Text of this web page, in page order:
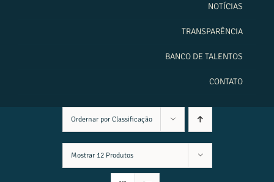
NOTÍCIAS
TRANSPARÊNCIA
BANCO DE TALENTOS
CONTATO
Ordernar por Classificação
Mostrar 12 Produtos